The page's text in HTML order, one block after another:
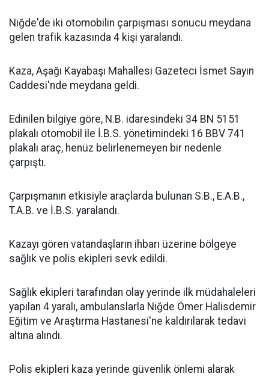
Niğde'de iki otomobilin çarpışması sonucu meydana
gelen trafik kazasında 4 kişi yaralandı.
Kaza, Aşağı Kayabaşı Mahallesi Gazeteci İsmet Sayın
Caddesi'nde meydana geldi.
Edinilen bilgiye göre, N.B. idaresindeki 34 BN 5151
plakalı otomobil ile İ.B.S. yönetimindeki 16 BBV 741
plakalı araç, henüz belirlenemeyen bir nedenle
çarpıştı.
Çarpışmanın etkisiyle araçlarda bulunan S.B., E.A.B.,
T.A.B. ve İ.B.S. yaralandı.
Kazayı gören vatandaşların ihbarı üzerine bölgeye
sağlık ve polis ekipleri sevk edildi.
Sağlık ekipleri tarafından olay yerinde ilk müdahaleleri
yapılan 4 yaralı, ambulanslarla Niğde Ömer Halisdemir
Eğitim ve Araştırma Hastanesi'ne kaldırılarak tedavi
altına alındı.
Polis ekipleri kaza yerinde güvenlik önlemi alarak